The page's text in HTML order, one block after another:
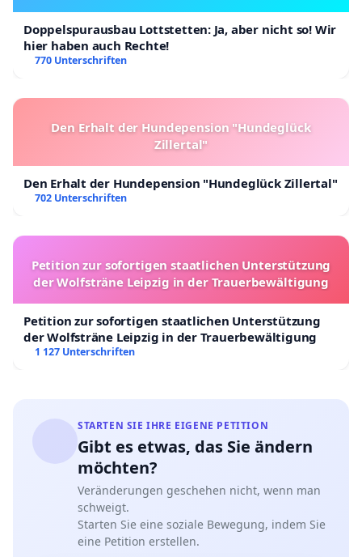
Doppelspurausbau Lottstetten: Ja, aber nicht so! Wir
hier haben auch Rechte!
770 Unterschriften
Den Erhalt der Hundepension "Hundeglück
Zillertal"
Den Erhalt der Hundepension "Hundeglück Zillertal"
702 Unterschriften
Petition zur sofortigen staatlichen Unterstützung
der Wolfsträne Leipzig in der Trauerbewältigung
Petition zur sofortigen staatlichen Unterstützung
der Wolfsträne Leipzig in der Trauerbewältigung
1 127 Unterschriften
STARTEN SIE IHRE EIGENE PETITION
Gibt es etwas, das Sie ändern
möchten?
Veränderungen geschehen nicht, wenn man
schweigt.
Starten Sie eine soziale Bewegung, indem Sie
eine Petition erstellen.